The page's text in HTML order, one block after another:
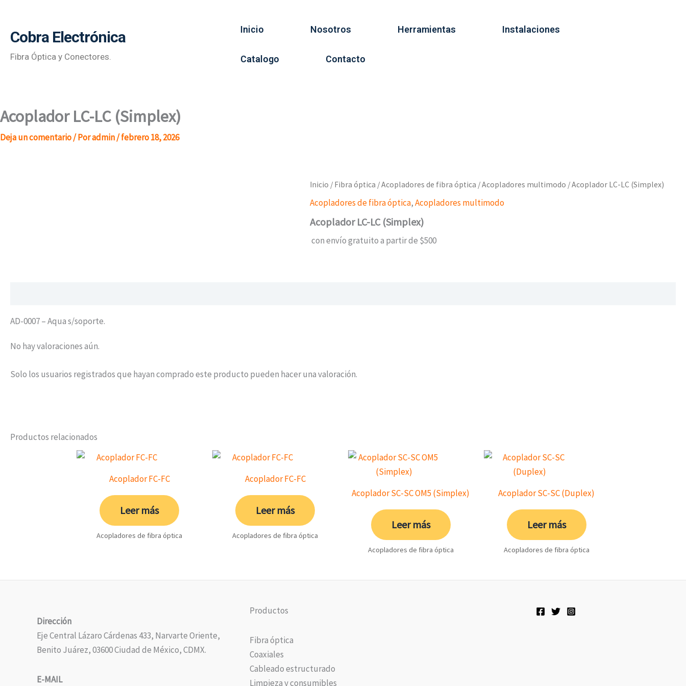
contenido
Cobra Electrónica
Fibra Óptica y Conectores.
Inicio Nosotros Herramientas Instalaciones
Catalogo Contacto
Acoplador LC-LC (Simplex)
Deja un comentario/ Poradmin/febrero 18, 2026
Inicio / Fibra óptica /Acopladores de fibra óptica /Acopladores multimodo / Acoplador LC-LC (Simplex)
Acopladores de fibra óptica,Acopladores multimodo
Acoplador LC-LC (Simplex)
con envío gratuito a partir de $500
AD-0007 – Aqua s/soporte.
No hay valoraciones aún.
Solo los usuarios registrados que hayan comprado este producto pueden hacer una valoración.
Productos relacionados
Acoplador FC-FC
Leer más
Acopladores de fibra óptica
Acoplador FC-FC
Leer más
Acopladores de fibra óptica
Acoplador SC-SC OM5 (Simplex)
Leer más
Acopladores de fibra óptica
Acoplador SC-SC (Duplex)
Leer más
Acopladores de fibra óptica
Dirección
Eje Central Lázaro Cárdenas 433, Narvarte Oriente,
Benito Juárez, 03600 Ciudad de México, CDMX.
E-MAIL
Productos
Fibra óptica
Coaxiales
Cableado estructurado
Limpieza y consumibles